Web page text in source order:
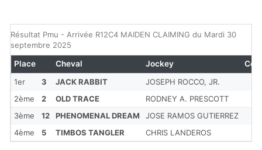
Résultat Pmu - Arrivée R12C4 MAIDEN CLAIMING du Mardi 30
septembre 2025
1er 3 JACK RABBIT
JOSEPH ROCCO, JR.
2ème
2 OLD TRACE
RODNEY A. PRESCOTT
3ème
12 PHENOMENAL DREAM
JOSE RAMOS GUTIERREZ
4ème
5 TIMBOS TANGLER CHRIS LANDEROS
Place Cheval Jockey Cote